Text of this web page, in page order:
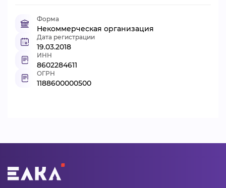
Форма
Некоммерческая организация
Дата регистрации
19.03.2018
ИНН
8602284611
ОГРН
1188600000500